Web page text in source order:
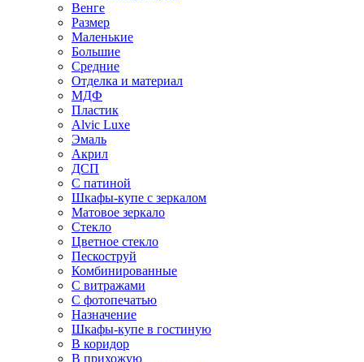
Венге
Размер
Маленькие
Большие
Средние
Отделка и материал
МДФ
Пластик
Alvic Luxe
Эмаль
Акрил
ДСП
С патиной
Шкафы-купе с зеркалом
Матовое зеркало
Стекло
Цветное стекло
Пескоструй
Комбинированные
С витражами
С фотопечатью
Назначение
Шкафы-купе в гостиную
В коридор
В прихожую